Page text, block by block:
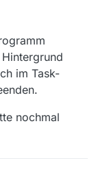
im Task-
nochmal